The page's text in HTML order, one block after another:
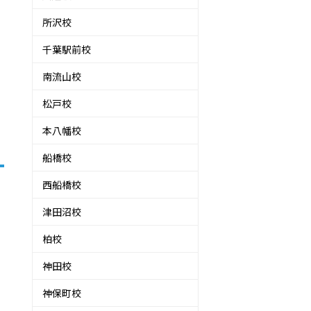
所沢校
千葉駅前校
南流山校
松戸校
本八幡校
船橋校
西船橋校
津田沼校
柏校
神田校
神保町校